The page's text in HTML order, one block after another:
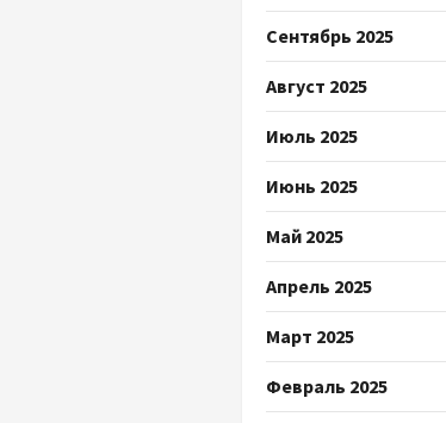
Сентябрь 2025
Август 2025
Июль 2025
Июнь 2025
Май 2025
Апрель 2025
Март 2025
Февраль 2025